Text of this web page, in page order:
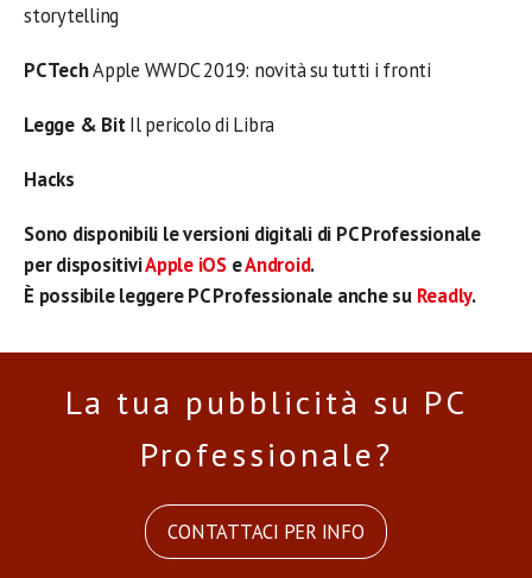
storytelling
PC TechApple WWDC 2019: novità su tutti i fronti
Legge & BitIl pericolo di Libra
Hacks
Sono disponibili le versioni digitali di PC Professionale
per dispositiviApple iOS eAndroid.
È possibile leggere PC Professionale anche su Readly.
La tua pubblicità su PC
Professionale?
CONTATTACI PER INFO